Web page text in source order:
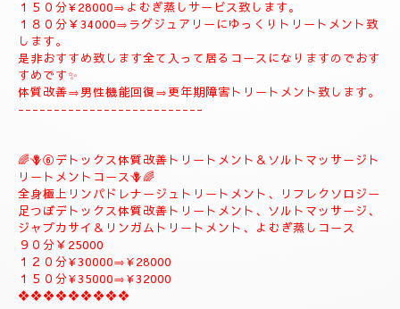
何時もより心地良く癒されます。🩷
ゆっくり極上トリートメントプライベートトリートメントコース
をおすすめ致します。🌹
❖❖❖❖❖❖❖❖❖❖❖
🪻🌺⑤❖♡ナチュラルトリートメントコース❖♡🌺🪻
ント致します、体質改善足つぼリフレクソロジーデトックストリ
ートメント疲労回復トリートメントアロマトリートメント致しま
す。
９０分￥20000
１２０分¥25000⇒おすすめ致します。
１５０分¥28000⇒よむぎ蒸しサービス致します。
１８０分￥34000⇒ラグジュアリーにゆっくりトリートメント致
します。
是非おすすめ致します全て入って居るコースになりますのでおす